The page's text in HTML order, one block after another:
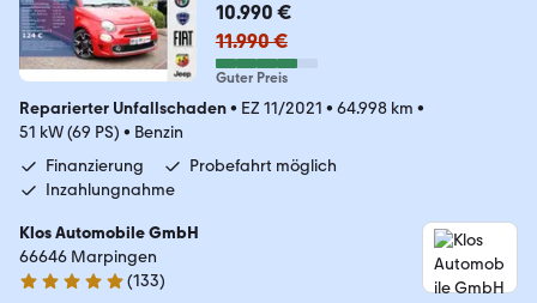
10.990 €
11.990 €
Guter Preis
Reparierter Unfallschaden• EZ 11/2021 • 64.998 km •
51 kW (69 PS) • Benzin
Finanzierung
Probefahrt möglich
Inzahlungnahme
Klos Automobile GmbH
66646 Marpingen
5 Sterne
(133)